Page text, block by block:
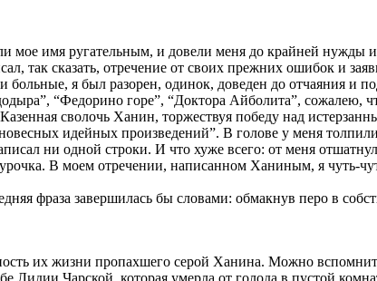
имя ругательным, и довели меня до крайней нужды и
так сказать, отречение от своих прежних ошибок и
я был разорен, одинок, доведен до отчаяния и
“Федорино горе”, “Доктора Айболита”, сожалею,
сволочь Ханин, торжествуя победу над
идейных произведений”. В голове у меня
ни одной строки. И что хуже всего: от меня
В моем отречении, написанном Ханиным, я чуть-
фраза завершилась бы словами: обмакнув перо в
их жизни пропахшего серой Ханина. Можно
Чарской, которая умерла от голода в пустой